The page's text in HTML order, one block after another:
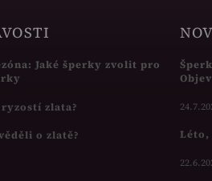
Jaké šperky zvolit pro
ryzostí zlata?
o zlatě? Léto,